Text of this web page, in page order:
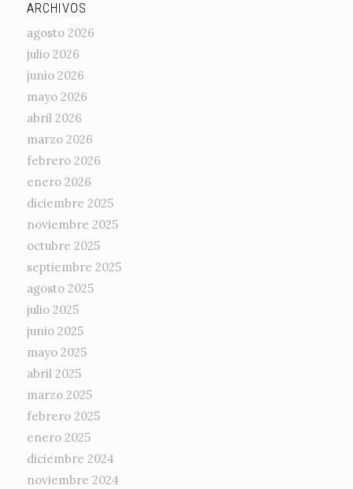
ARCHIVOS
agosto 2026
julio 2026
junio 2026
mayo 2026
abril 2026
marzo 2026
febrero 2026
enero 2026
diciembre 2025
noviembre 2025
octubre 2025
septiembre 2025
agosto 2025
julio 2025
junio 2025
mayo 2025
abril 2025
marzo 2025
febrero 2025
enero 2025
diciembre 2024
noviembre 2024